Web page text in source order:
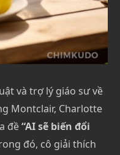
và trợ lý giáo sư về
Montclair, Charlotte
đề“AI sẽ biến đổi
đó, cô giải thích